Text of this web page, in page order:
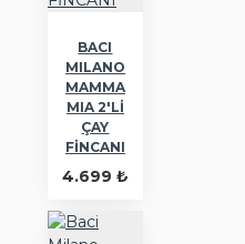
BACI
MILANO
MAMMA
MIA 2'Lİ
ÇAY
FİNCANI
4.699 ₺